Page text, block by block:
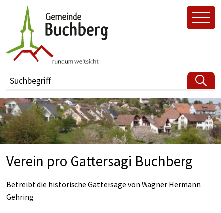
Navigieren in buchberg.ch
Schnellnavigation
Suchbegriff
Verein pro Gattersagi Buchberg
Betreibt die historische Gattersäge von Wagner Hermann
Gehring